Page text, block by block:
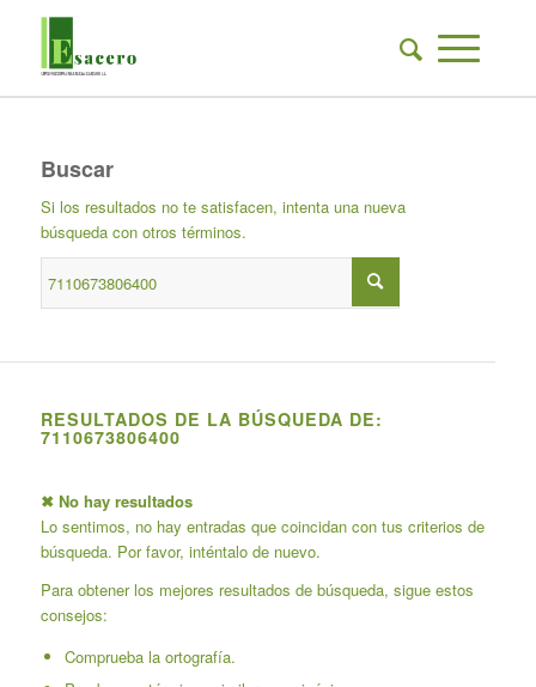
Buscar
Si los resultados no te satisfacen, intenta una nueva
búsqueda con otros términos.
RESULTADOS DE LA BÚSQUEDA DE:
7110673806400
✖ No hay resultados
Lo sentimos, no hay entradas que coincidan con tus criterios de
búsqueda. Por favor, inténtalo de nuevo.
Para obtener los mejores resultados de búsqueda, sigue estos
consejos:
Comprueba la ortografía.